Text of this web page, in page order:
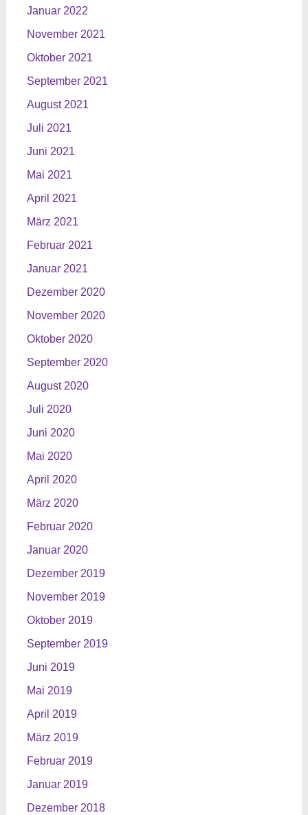
Januar 2022
November 2021
Oktober 2021
September 2021
August 2021
Juli 2021
Juni 2021
Mai 2021
April 2021
März 2021
Februar 2021
Januar 2021
Dezember 2020
November 2020
Oktober 2020
September 2020
August 2020
Juli 2020
Juni 2020
Mai 2020
April 2020
März 2020
Februar 2020
Januar 2020
Dezember 2019
November 2019
Oktober 2019
September 2019
Juni 2019
Mai 2019
April 2019
März 2019
Februar 2019
Januar 2019
Dezember 2018